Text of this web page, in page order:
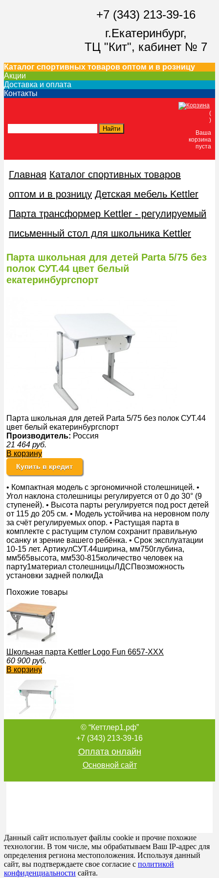
+7 (343) 213-39-16
г.Екатеринбург,
ТЦ "Кит", кабинет № 7
Каталог спортивных товаров оптом и в розницу
Акции
Доставка и оплата
Контакты
(
)
Ваша
корзина
пуста
Главная Каталог спортивных товаров
оптом и в розницу Детская мебель Kettler
Парта трансформер Kettler - регулируемый
письменный стол для школьника Kettler
Парта школьная для детей Parta 5/75 без
полок СУТ.44 цвет белый
екатеринбургспорт
Парта школьная для детей Parta 5/75 без полок СУТ.44
цвет белый екатеринбургспорт
Производитель: Россия
21 464 руб.
В корзину
Купить в кредит
• Компактная модель с эргономичной столешницей. •
Угол наклона столешницы регулируется от 0 до 30° (9
ступеней). • Высота парты регулируется под рост детей
от 115 до 205 см. • Модель устойчива на неровном полу
за счёт регулируемых опор. • Растущая парта в
комплекте с растущим стулом сохранит правильную
осанку и зрение вашего ребёнка. • Срок эксплуатации
10-15 лет. АртикулСУТ.44ширина, мм750глубина,
мм565высота, мм530-815количество человек на
парту1материал столешницыЛДСПвозможность
установки задней полкиДа
Похожие товары
Школьная парта Kettler Logo Fun 6657-XXX
60 900 руб.
В корзину
Парта школьная для детей Parta 5/100 без полок СУТ.46
21 464
руб.
В корзину
© “Кеттлер1.рф”
+7 (343) 213-39-16
Оплата онлайн
Основной сайт
Данный сайт использует файлы cookie и прочие похожие
технологии. В том числе, мы обрабатываем Ваш IP-адрес для
определения региона местоположения. Используя данный
сайт, вы подтверждаете свое согласие с политикой
конфиденциальности сайта.